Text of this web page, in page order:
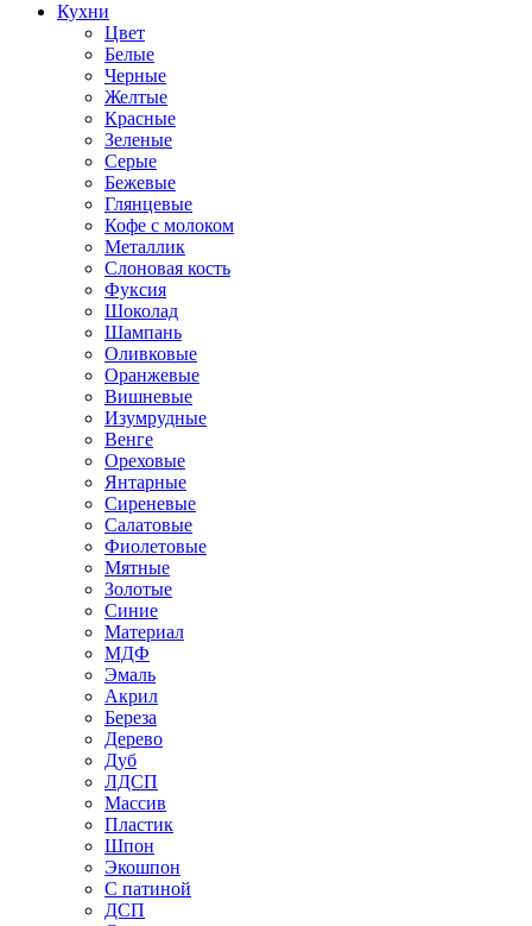
Кухни
Цвет
Белые
Черные
Желтые
Красные
Зеленые
Серые
Бежевые
Глянцевые
Кофе с молоком
Металлик
Слоновая кость
Фуксия
Шоколад
Шампань
Оливковые
Оранжевые
Вишневые
Изумрудные
Венге
Ореховые
Янтарные
Сиреневые
Салатовые
Фиолетовые
Мятные
Золотые
Синие
Материал
МДФ
Эмаль
Акрил
Береза
Дерево
Дуб
ЛДСП
Массив
Пластик
Шпон
Экошпон
С патиной
ДСП